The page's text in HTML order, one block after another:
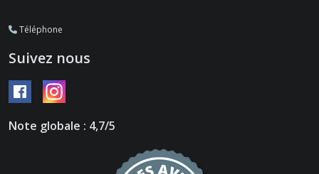
Téléphone
Suivez nous
Note globale : 4,7/5